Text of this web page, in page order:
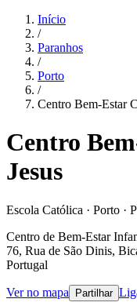
Início
/
Paranhos
/
Porto
/
Centro Bem-Estar
Centro
Jesus
Escola Católica · Porto ·
Centro de Bem-Estar
76, Rua de São Dinis,
Portugal
Ver no mapa Partilhar